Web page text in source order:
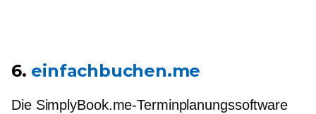
6. einfachbuchen.me
Die SimplyBook.me-Terminplanungssoftware